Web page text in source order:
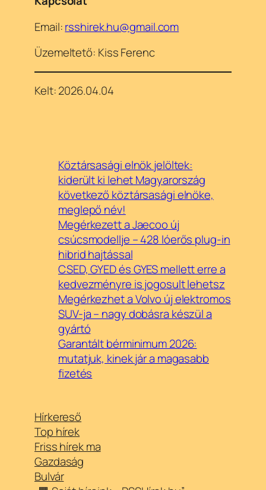
Email:rsshirek.hu@gmail.com
Üzemeltető: Kiss Ferenc
Kelt: 2026.04.04
Köztársasági elnök jelöltek:
kiderült ki lehet Magyarország
következő köztársasági elnöke,
meglepő név!
Megérkezett a Jaecoo új
csúcsmodellje – 428 lóerős plug-in
hibrid hajtással
CSED, GYED és GYES mellett erre a
kedvezményre is jogosult lehetsz
Megérkezhet a Volvo új elektromos
SUV-ja – nagy dobásra készül a
gyártó
Garantált bérminimum 2026:
mutatjuk, kinek jár a magasabb
fizetés
Hírkereső
Top hírek
Friss hírek ma
Gazdaság
Bulvár